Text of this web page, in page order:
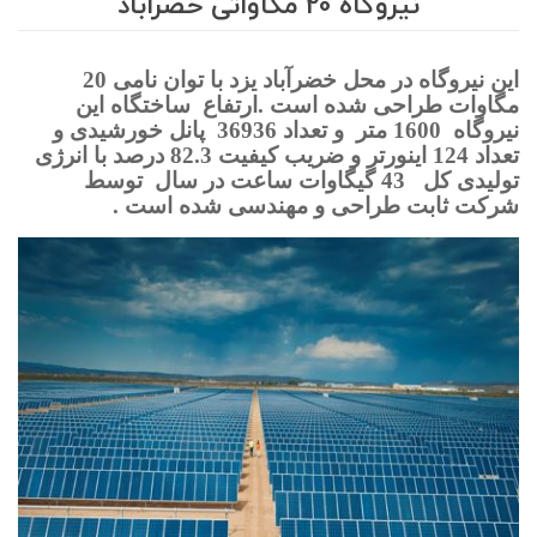
این نیروگاه در محل خضرآباد یزد با توان نامی 20
مگاوات طراحی شده است .ارتفاع ساختگاه این
نیروگاه 1600 متر و تعداد 36936
پانل خورشیدی و
تعداد 124 اینورتر و ضریب کیفیت 82.3 درصد با انرژی
تولیدی کل
43 گیگاوات ساعت در سال
توسط
شرکت ثابت طراحی و مهندسی شده است .